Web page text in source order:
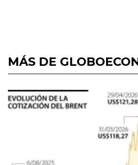
MÁS DE